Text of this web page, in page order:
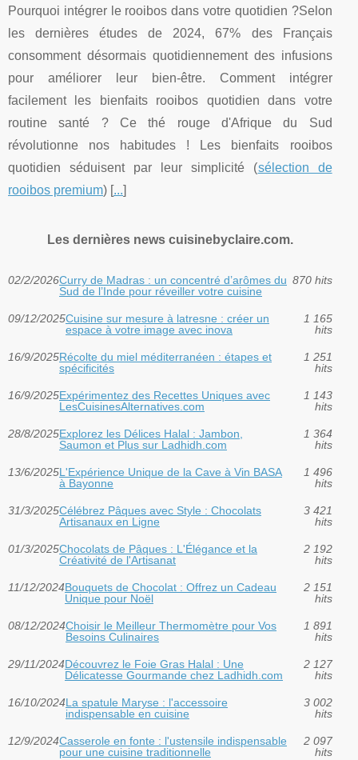
Pourquoi intégrer le rooibos dans votre quotidien ?Selon
les dernières études de 2024, 67% des Français
consomment désormais quotidiennement des infusions
pour améliorer leur bien-être. Comment intégrer
facilement les bienfaits rooibos quotidien dans votre
routine santé ? Ce thé rouge d'Afrique du Sud
révolutionne nos habitudes ! Les bienfaits rooibos
quotidien séduisent par leur simplicité (sélection de
rooibos premium) [...]
Les dernières news cuisinebyclaire.com.
02/2/2026Curry de Madras : un concentré d’arômes du
Sud de l’Inde pour réveiller votre cuisine
870 hits
09/12/2025Cuisine sur mesure à latresne : créer un
espace à votre image avec inova
1 165
hits
16/9/2025Récolte du miel méditerranéen : étapes et
spécificités
1 251
hits
16/9/2025Expérimentez des Recettes Uniques avec
LesCuisinesAlternatives.com
1 143
hits
28/8/2025Explorez les Délices Halal : Jambon,
Saumon et Plus sur Ladhidh.com
1 364
hits
13/6/2025L'Expérience Unique de la Cave à Vin BASA
à Bayonne
1 496
hits
31/3/2025Célébrez Pâques avec Style : Chocolats
Artisanaux en Ligne
3 421
hits
01/3/2025Chocolats de Pâques : L'Élégance et la
Créativité de l'Artisanat
2 192
hits
11/12/2024Bouquets de Chocolat : Offrez un Cadeau
Unique pour Noël
2 151
hits
08/12/2024Choisir le Meilleur Thermomètre pour Vos
Besoins Culinaires
1 891
hits
29/11/2024Découvrez le Foie Gras Halal : Une
Délicatesse Gourmande chez Ladhidh.com
2 127
hits
16/10/2024La spatule Maryse : l'accessoire
indispensable en cuisine
3 002
hits
12/9/2024Casserole en fonte : l'ustensile indispensable
pour une cuisine traditionnelle
2 097
hits